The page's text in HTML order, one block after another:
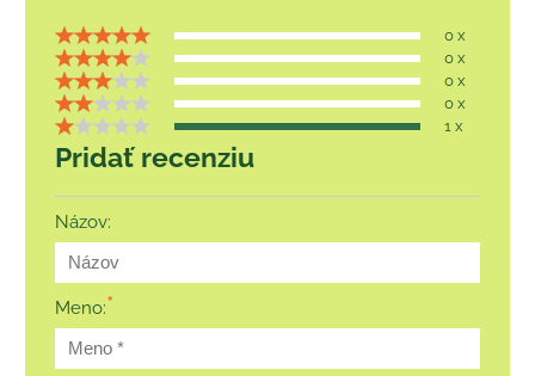
0 x
0 x
0 x
0 x
1 x
Pridať recenziu
Názov:
Meno:*